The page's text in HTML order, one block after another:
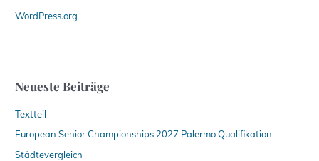
WordPress.org
Neueste Beiträge
Textteil
European Senior Championships 2027 Palermo Qualifikation
Städtevergleich